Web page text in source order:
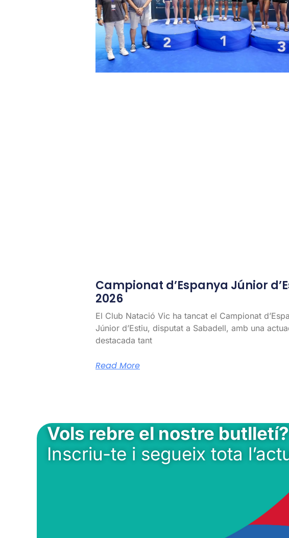
Campionat d’Espanya Júnior
2026
El Club Natació Vic ha tancat el Campionat
Júnior d’Estiu, disputat a Sabadell, amb una
destacada tant
Read More
Vols rebre el nostre butlletí?
Inscriu-te i segueix tota